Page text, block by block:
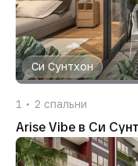
Си Сунтхон
1 2 спальни
Arise Vibe в Си